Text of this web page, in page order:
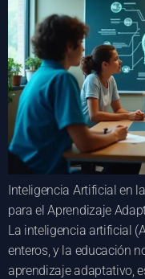
Inteligencia Artificial en
para el Aprendizaje
La inteligencia artificial
enteros, y la educación
aprendizaje adaptativo,